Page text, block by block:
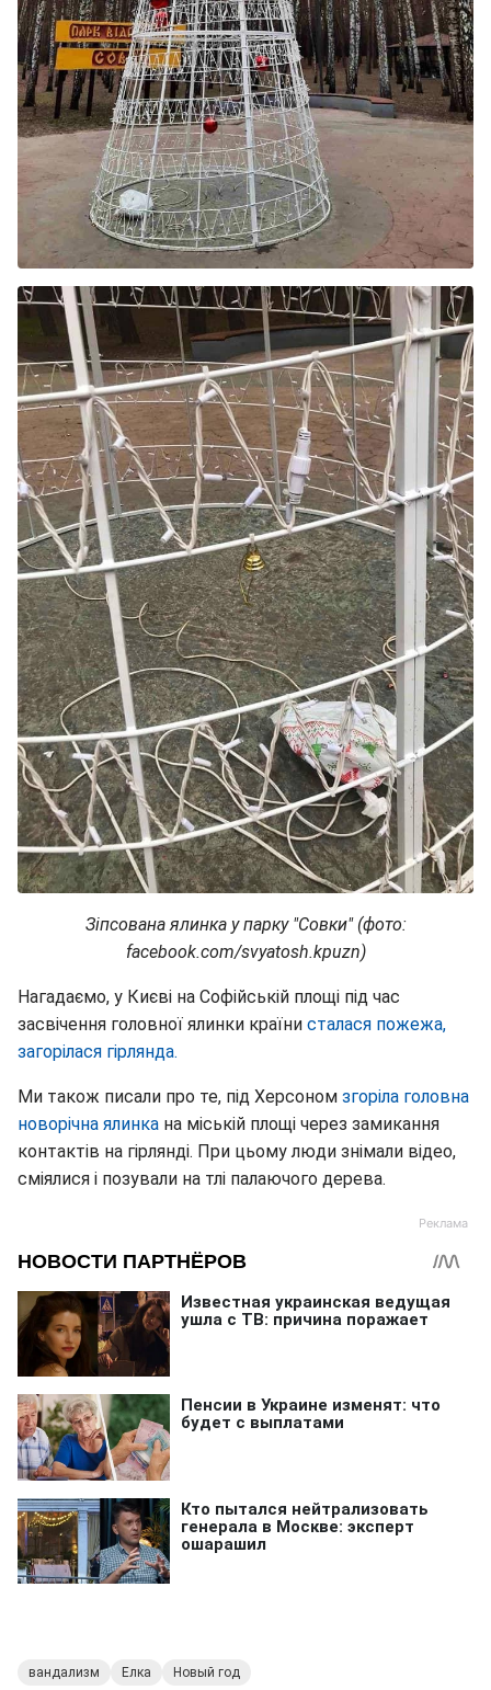
Зіпсована ялинка у парку "Совки" (фото:
facebook.com/svyatosh.kpuzn)
Нагадаємо, у Києві на Софійській площі під час
засвічення головної ялинки країни сталася пожежа,
загорілася гірлянда.
Ми також писали про те, під Херсоном згоріла головна
новорічна ялинка на міській площі через замикання
контактів на гірлянді. При цьому люди знімали відео,
сміялися і позували на тлі палаючого дерева.
вандализм Елка Новый год